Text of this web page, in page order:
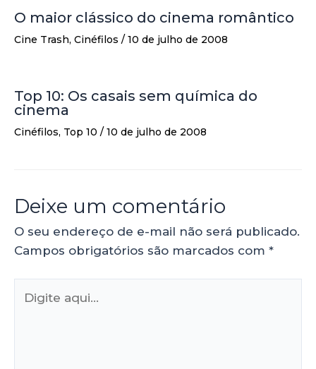
O maior clássico do cinema romântico
Cine Trash, Cinéfilos / 10 de julho de 2008
Top 10: Os casais sem química do
cinema
Cinéfilos, Top 10 / 10 de julho de 2008
Deixe um comentário
O seu endereço de e-mail não será publicado.
Campos obrigatórios são marcados com *